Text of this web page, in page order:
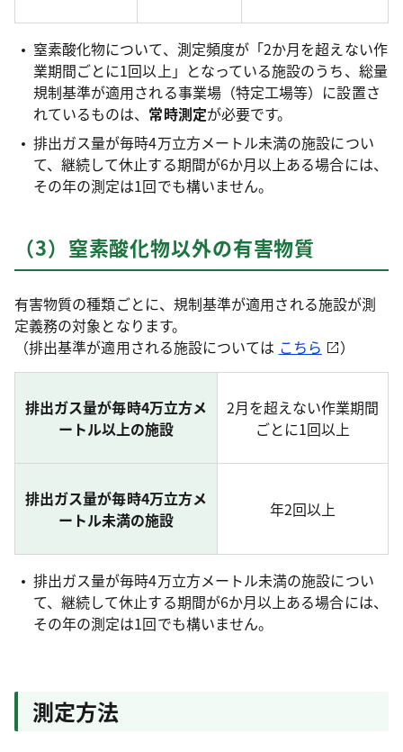
窒素酸化物について、測定頻度が「2か月を超えない作
業期間ごとに1回以上」となっている施設のうち、総量
規制基準が適用される事業場（特定工場等）に設置さ
れているものは、 常時測定が必要です。
排出ガス量が毎時4万立方メートル未満の施設につい
て、継続して休止する期間が6か月以上ある場合には、
その年の測定は1回でも構いません。
（3）窒素酸化物以外の有害物質
有害物質の種類ごとに、規制基準が適用される施設が測
定義務の対象となります。
（排出基準が適用される施設については こちら ）
排出ガス量が毎時4万立方メ
ートル以上の施設
2月を超えない作業期間
ごとに1回以上
排出ガス量が毎時4万立方メ
ートル未満の施設
年2回以上
排出ガス量が毎時4万立方メートル未満の施設につい
て、継続して休止する期間が6か月以上ある場合には、
その年の測定は1回でも構いません。
測定方法